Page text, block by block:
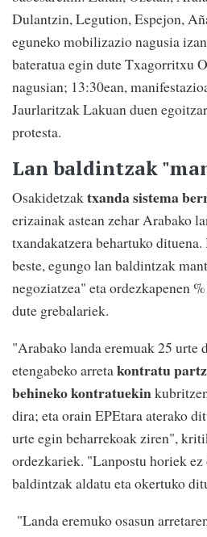
Dulantzin, Legution, Espejon,
eguneko mobilizazio nagusia
bateratua egin dute Txagorritxu
nagusian; 13:30ean,
Jaurlaritzak Lakuan duen
protesta.
Lan baldintzak
Osakidetzaktxanda sistema
erizainak astean zehar Arabako
txandakatzera behartuko
beste, egungo lan baldintzak
negoziatzea" eta ordezkapenen
dute grebalariek.
"Arabako landa eremuak 25 urte
etengabeko arretakontratu
behineko kontratuekin
dira; eta orain EPEtara aterako
urte egin beharrekoak ziren",
ordezkariek. "Lanpostu horiek
baldintzak aldatu eta okertuko
"Landa eremuko osasun